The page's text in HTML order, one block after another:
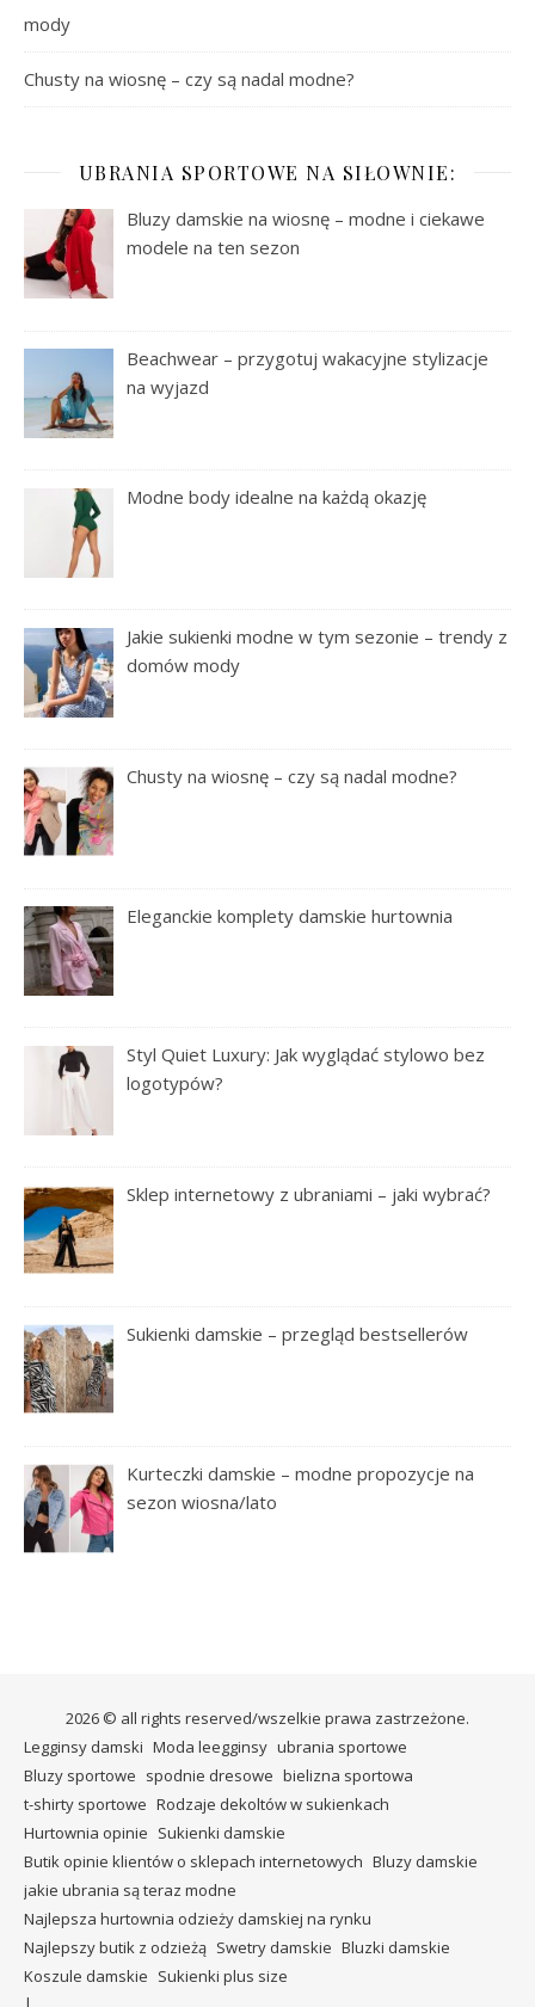
mody
Chusty na wiosnę – czy są nadal modne?
UBRANIA SPORTOWE NA SIŁOWNIE:
Bluzy damskie na wiosnę – modne i ciekawe
modele na ten sezon
Beachwear – przygotuj wakacyjne stylizacje
na wyjazd
Modne body idealne na każdą okazję
Jakie sukienki modne w tym sezonie – trendy z
domów mody
Chusty na wiosnę – czy są nadal modne?
Eleganckie komplety damskie hurtownia
Styl Quiet Luxury: Jak wyglądać stylowo bez
logotypów?
Sklep internetowy z ubraniami – jaki wybrać?
Sukienki damskie – przegląd bestsellerów
Kurteczki damskie – modne propozycje na
sezon wiosna/lato
2026 © all rights reserved/wszelkie prawa zastrzeżone.
Legginsy damski Moda leegginsy ubrania sportowe
Bluzy sportowe spodnie dresowe bielizna sportowa
t-shirty sportowe Rodzaje dekoltów w sukienkach
Hurtownia opinie Sukienki damskie
Butik opinie klientów o sklepach internetowych Bluzy damskie
jakie ubrania są teraz modne
Najlepsza hurtownia odzieży damskiej na rynku
Najlepszy butik z odzieżą Swetry damskie Bluzki damskie
Koszule damskie Sukienki plus size